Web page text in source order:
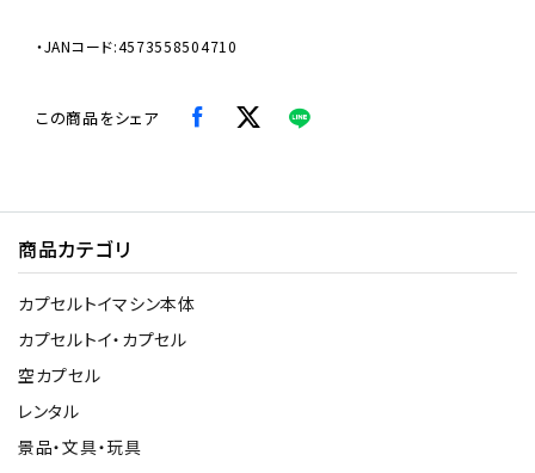
・JANコード:4573558504710
この商品をシェア
商品カテゴリ
カプセルトイマシン本体
カプセルトイ・カプセル
空カプセル
レンタル
景品・文具・玩具